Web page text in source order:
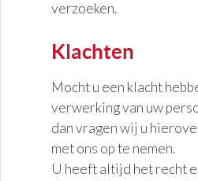
verzoeken.
Klachten
Mocht u een klacht
verwerking van uw
dan vragen wij u
met ons op te nemen.
U heeft altijd het recht